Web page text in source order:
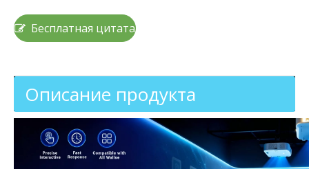
Бесплатная цитата
Описание продукта